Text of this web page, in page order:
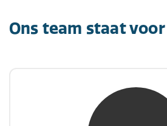
Ons team staat
mw. mr. S.
NIVRE Register-